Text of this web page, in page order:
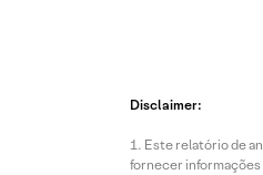
Disclaimer:
Este relatório de
fornecer informações